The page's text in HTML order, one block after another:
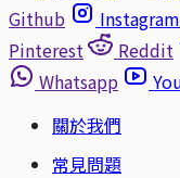
Github
Instagram
Pinterest
Reddit
Whatsapp
關於我們
常見問題